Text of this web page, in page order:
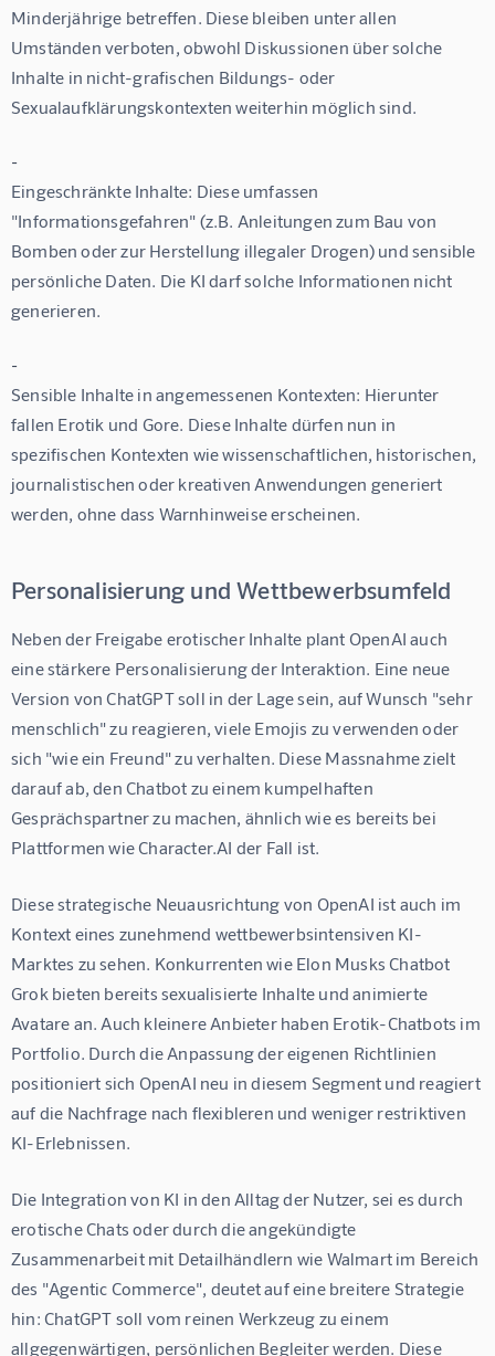
Minderjährige betreffen. Diese bleiben unter allen
Umständen verboten, obwohl Diskussionen über solche
Inhalte in nicht-grafischen Bildungs- oder
Sexualaufklärungskontexten weiterhin möglich sind.
-
Eingeschränkte Inhalte: Diese umfassen
"Informationsgefahren" (z.B. Anleitungen zum Bau von
Bomben oder zur Herstellung illegaler Drogen) und sensible
persönliche Daten. Die KI darf solche Informationen nicht
generieren.
-
Sensible Inhalte in angemessenen Kontexten: Hierunter
fallen Erotik und Gore. Diese Inhalte dürfen nun in
spezifischen Kontexten wie wissenschaftlichen, historischen,
journalistischen oder kreativen Anwendungen generiert
werden, ohne dass Warnhinweise erscheinen.
Personalisierung und Wettbewerbsumfeld
Neben der Freigabe erotischer Inhalte plant OpenAI auch
eine stärkere Personalisierung der Interaktion. Eine neue
Version von ChatGPT soll in der Lage sein, auf Wunsch "sehr
menschlich" zu reagieren, viele Emojis zu verwenden oder
sich "wie ein Freund" zu verhalten. Diese Massnahme zielt
darauf ab, den Chatbot zu einem kumpelhaften
Gesprächspartner zu machen, ähnlich wie es bereits bei
Plattformen wie Character.AI der Fall ist.
Diese strategische Neuausrichtung von OpenAI ist auch im
Kontext eines zunehmend wettbewerbsintensiven KI-
Marktes zu sehen. Konkurrenten wie Elon Musks Chatbot
Grok bieten bereits sexualisierte Inhalte und animierte
Avatare an. Auch kleinere Anbieter haben Erotik-Chatbots im
Portfolio. Durch die Anpassung der eigenen Richtlinien
positioniert sich OpenAI neu in diesem Segment und reagiert
auf die Nachfrage nach flexibleren und weniger restriktiven
KI-Erlebnissen.
Die Integration von KI in den Alltag der Nutzer, sei es durch
erotische Chats oder durch die angekündigte
Zusammenarbeit mit Detailhändlern wie Walmart im Bereich
des "Agentic Commerce", deutet auf eine breitere Strategie
hin: ChatGPT soll vom reinen Werkzeug zu einem
allgegenwärtigen, persönlichen Begleiter werden. Diese